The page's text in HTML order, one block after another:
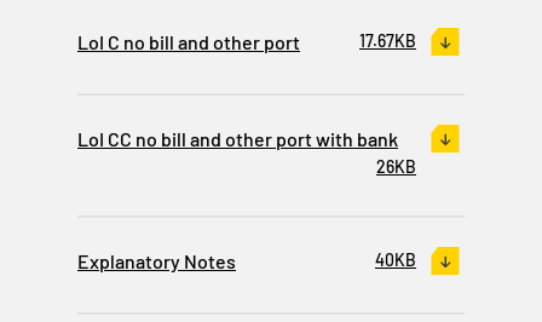
LoI C no bill and other port 17.67KB
LoI CC no bill and other port with bank
26KB
Explanatory Notes 40KB